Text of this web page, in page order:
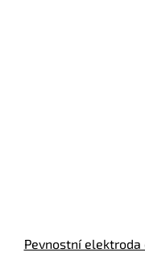
Pevnostní elektroda